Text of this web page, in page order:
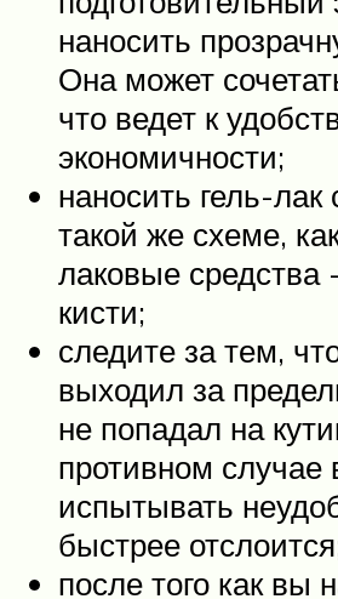
наносить
Она может
что ведет к
экономичности;
наносить гель-лак
такой же схеме,
лаковые
кисти;
следите за тем,
выходил за
не попадал на
противном случае
испытывать
быстрее
после того как вы